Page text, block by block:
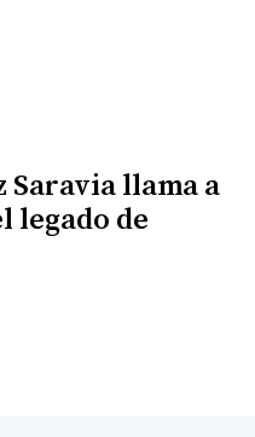
Saravia llama a
legado de